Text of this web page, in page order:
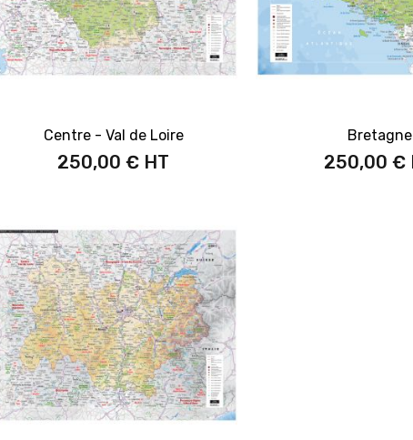
Centre - Val de Loire
250,00 €
Bretagne
250,00 €